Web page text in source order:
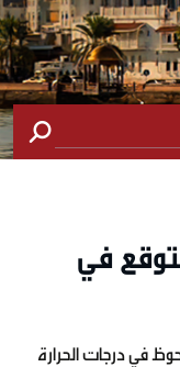
في
في درجات الحرارة